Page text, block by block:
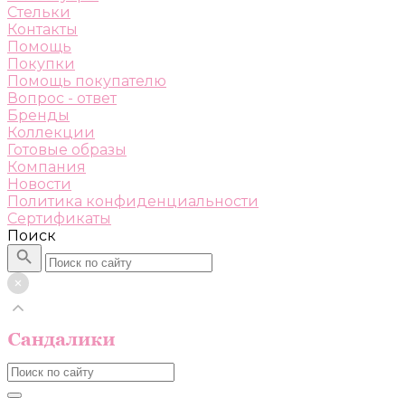
Стельки
Контакты
Помощь
Покупки
Помощь покупателю
Вопрос - ответ
Бренды
Коллекции
Готовые образы
Компания
Новости
Политика конфиденциальности
Сертификаты
Поиск